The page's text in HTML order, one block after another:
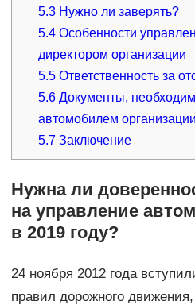
5.3 Нужно ли заверять?
5.4 Особенности
директором организации
5.5 Ответственность за
5.6 Документы,
автомобилем организации
5.7 Заключение
Нужна ли
на управление
в 2019 году?
24 ноября 2012 года
правил дорожного